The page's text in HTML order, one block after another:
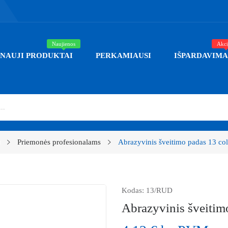
NAUJI PRODUKTAI
Naujienos
PERKAMIAUSI
Priemonės profesionalams Abrazyvinis šveitimo padas 13
Kodas: 13/RUD
Abrazyvinis